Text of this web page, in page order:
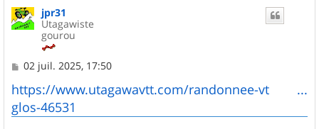
jpr31
Utagawiste
gourou
M
s
s
a
g
02 juil. 2025, 17:50
https://www.utagawavtt.com/randonnee-vt ...
glos-46531